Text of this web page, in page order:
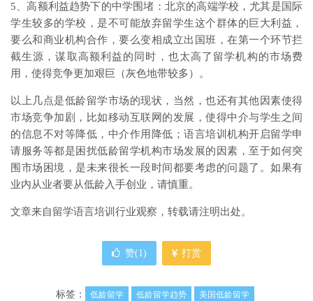
5、高额利益趋势下的中学围堵：北京的高端学校，尤其是国际
学生较多的学校，是不可能放弃留学生这个群体的巨大利益，
要么和商业机构合作，要么变相成立出国班，在第一个环节拦
截生源，谋取高额利益的同时，也太高了留学机构的市场费
用，使得竞争更加艰巨（灰色地带较多）。
以上几点是低龄留学市场的现状，当然，也还有其他因素使得
市场竞争加剧，比如移动互联网的发展，使得中介与学生之间
的信息不对等降低，中介作用降低；语言培训机构开启留学申
请服务等都是困扰低龄留学机构市场发展的因素，至于如何突
围市场困境，是未来很长一段时间都要考虑的问题了。如果有
业内从业者要从低龄入手创业，请慎重。
文章来自留学语言培训行业观察，转载请注明出处。
赞(1) 打赏
标签： 低龄留学 低龄留学趋势 美国低龄留学